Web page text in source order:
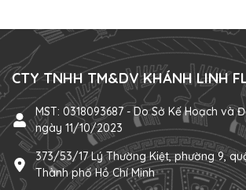
CTY TNHH TM&DV KHÁNH LINH
MST: 0318093687 - Do Sở Kế Hoạch và
ngày 11/10/2023
373/53/17 Lý Thường Kiệt, phường 9,
Thành phố Hồ Chí Minh